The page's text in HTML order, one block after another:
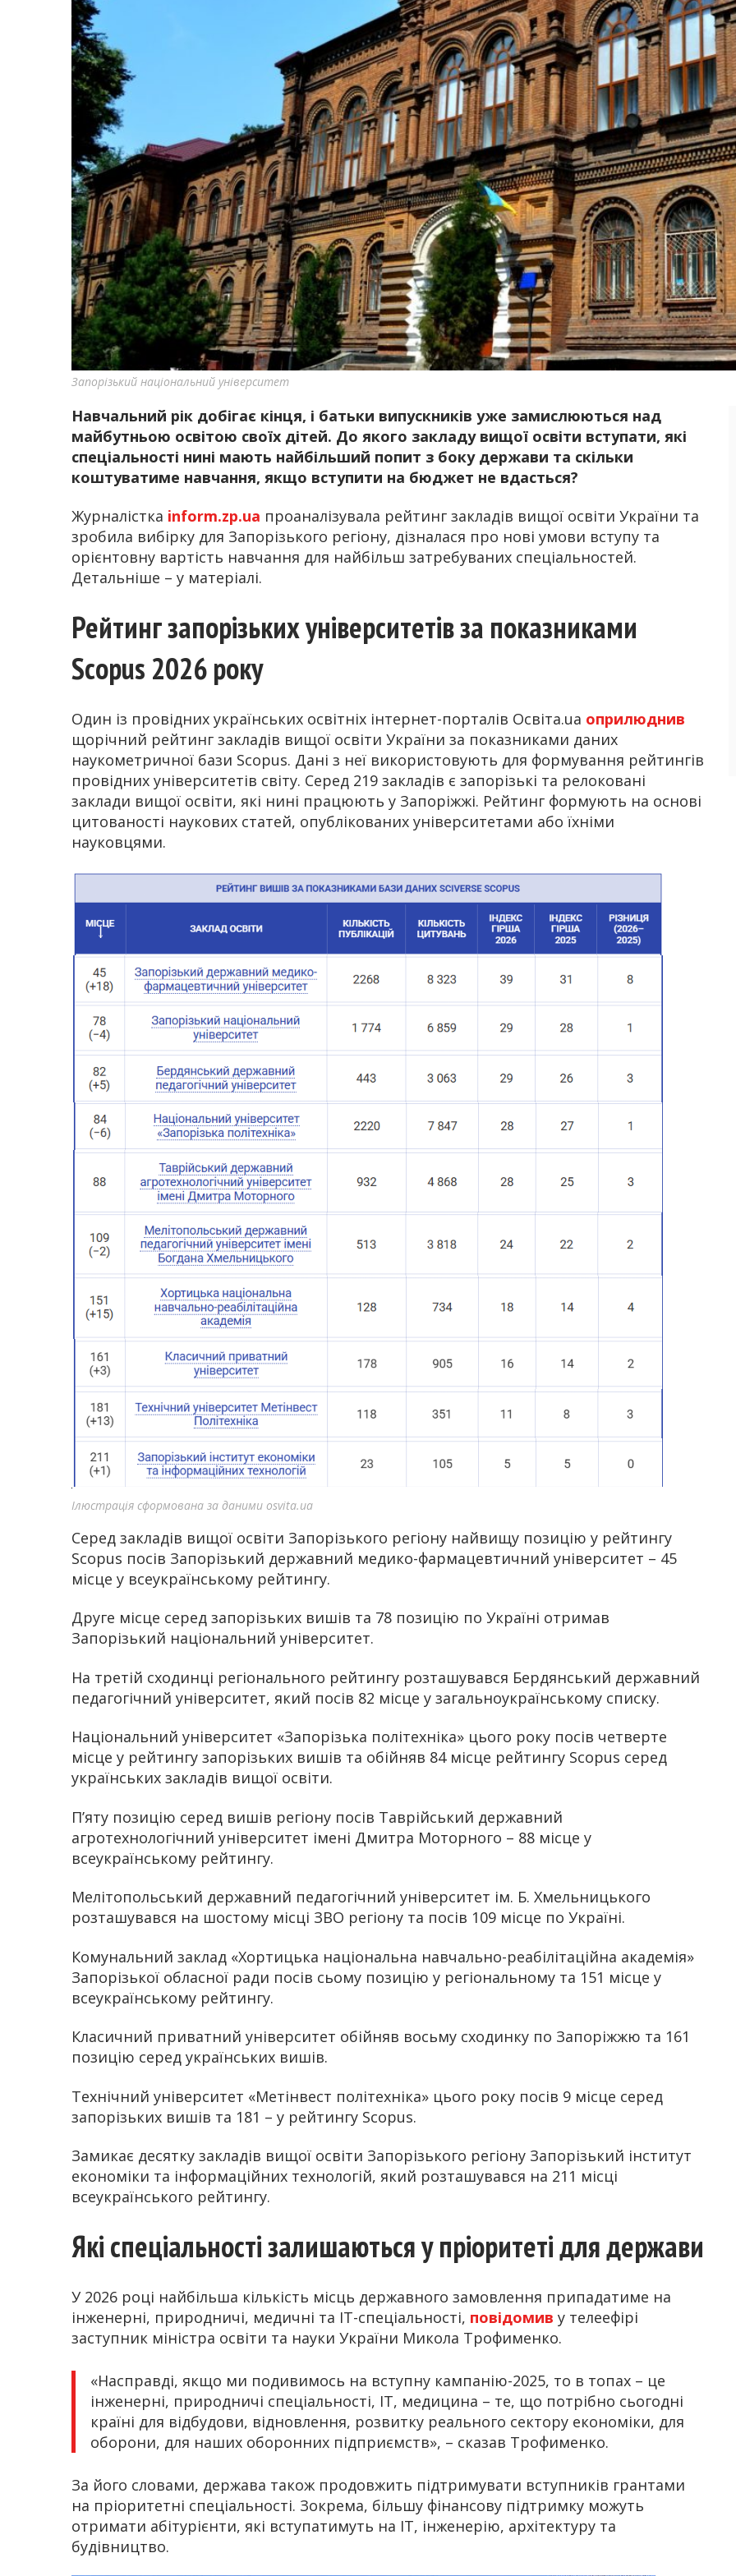
Запорізький національний університет
Навчальний рік добігає кінця, і батьки випускників уже замислюються над
майбутньою освітою своїх дітей. До якого закладу вищої освіти вступати, які
спеціальності нині мають найбільший попит з боку держави та скільки
коштуватиме навчання, якщо вступити на бюджет не вдасться?
Журналістка inform.zp.ua проаналізувала рейтинг закладів вищої освіти України та
зробила вибірку для Запорізького регіону, дізналася про нові умови вступу та
орієнтовну вартість навчання для найбільш затребуваних спеціальностей.
Детальніше – у матеріалі.
Рейтинг запорізьких університетів за показниками
Scopus 2026 року
Один із провідних українських освітніх інтернет-порталів Освіта.ua оприлюднив
щорічний рейтинг закладів вищої освіти України за показниками даних
наукометричної бази Scopus. Дані з неї використовують для формування рейтингів
провідних університетів світу. Серед 219 закладів є запорізькі та релоковані
заклади вищої освіти, які нині працюють у Запоріжжі. Рейтинг формують на основі
цитованості наукових статей, опублікованих університетами або їхніми
науковцями.
Ілюстрація сформована за даними osvita.ua
Серед закладів вищої освіти Запорізького регіону найвищу позицію у рейтингу
Scopus посів Запорізький державний медико-фармацевтичний університет – 45
місце у всеукраїнському рейтингу.
Друге місце серед запорізьких вишів та 78 позицію по Україні отримав
Запорізький національний університет.
На третій сходинці регіонального рейтингу розташувався Бердянський державний
педагогічний університет, який посів 82 місце у загальноукраїнському списку.
Національний університет «Запорізька політехніка» цього року посів четверте
місце у рейтингу запорізьких вишів та обійняв 84 місце рейтингу Scopus серед
українських закладів вищої освіти.
П’яту позицію серед вишів регіону посів Таврійський державний
агротехнологічний університет імені Дмитра Моторного – 88 місце у
всеукраїнському рейтингу.
Мелітопольський державний педагогічний університет ім. Б. Хмельницького
розташувався на шостому місці ЗВО регіону та посів 109 місце по Україні.
Комунальний заклад «Хортицька національна навчально-реабілітаційна академія»
Запорізької обласної ради посів сьому позицію у регіональному та 151 місце у
всеукраїнському рейтингу.
Класичний приватний університет обійняв восьму сходинку по Запоріжжю та 161
позицію серед українських вишів.
Технічний університет «Метінвест політехніка» цього року посів 9 місце серед
запорізьких вишів та 181 – у рейтингу Scopus.
Замикає десятку закладів вищої освіти Запорізького регіону Запорізький інститут
економіки та інформаційних технологій, який розташувався на 211 місці
всеукраїнського рейтингу.
Які спеціальності залишаються у пріоритеті для держави
У 2026 році найбільша кількість місць державного замовлення припадатиме на
інженерні, природничі, медичні та ІТ-спеціальності, повідомив у телеефірі
заступник міністра освіти та науки України Микола Трофименко.
«Насправді, якщо ми подивимось на вступну кампанію-2025, то в топах – це
інженерні, природничі спеціальності, IT, медицина – те, що потрібно сьогодні
країні для відбудови, відновлення, розвитку реального сектору економіки, для
оборони, для наших оборонних підприємств», – сказав Трофименко.
За його словами, держава також продовжить підтримувати вступників грантами
на пріоритетні спеціальності. Зокрема, більшу фінансову підтримку можуть
отримати абітурієнти, які вступатимуть на ІТ, інженерію, архітектуру та
будівництво.